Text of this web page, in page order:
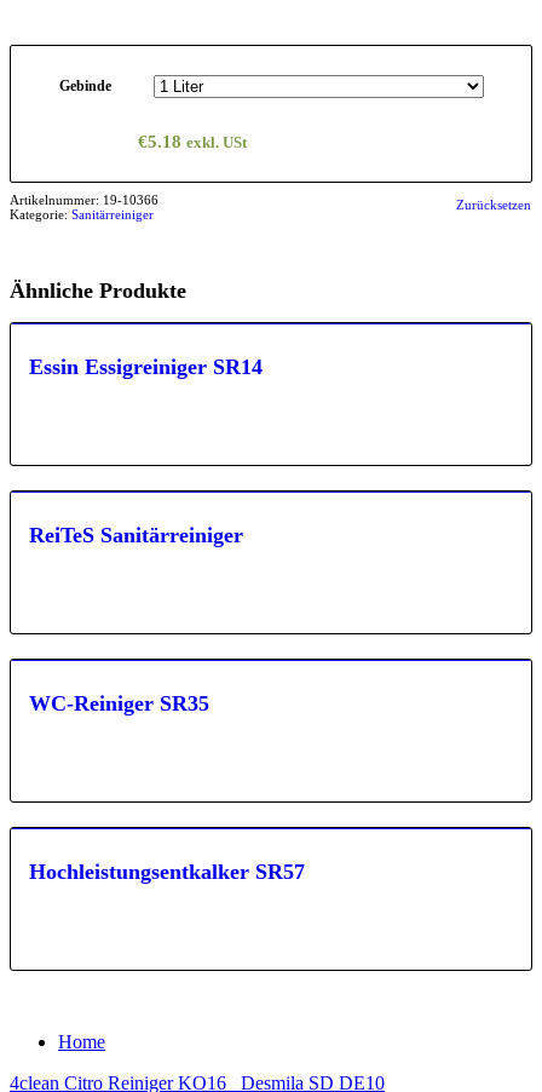
Gebinde
Zurücksetzen
€5.18 exkl. USt
Artikelnummer: 19-10366
Kategorie: Sanitärreiniger
Ähnliche Produkte
Essin Essigreiniger SR14
ReiTeS Sanitärreiniger
WC-Reiniger SR35
Hochleistungsentkalker SR57
Home
4clean Citro Reiniger KO16
Desmila SD DE10